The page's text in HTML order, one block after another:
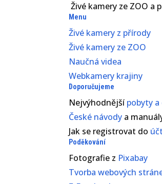
Živé kamery ze ZOO a
Menu
Živé kamery z přírody
Živé kamery ze ZOO
Naučná videa
Webkamery krajiny
Doporučujeme
Nejvýhodnější pobyty
České návody a
Jak se registrovat do
Poděkování
Fotografie z Pixabay
Tvorba webových